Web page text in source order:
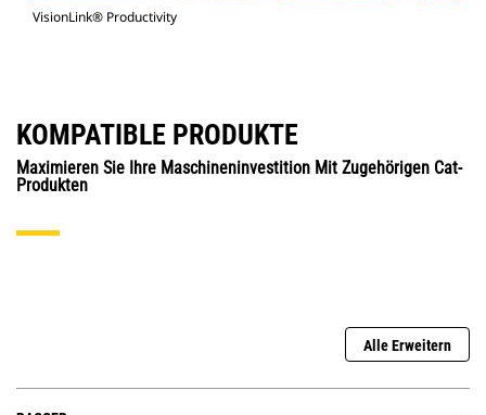
VisionLink® Productivity
KOMPATIBLE PRODUKTE
Maximieren Sie Ihre Maschineninvestition Mit Zugehörigen Cat-
Produkten
Alle Erweitern